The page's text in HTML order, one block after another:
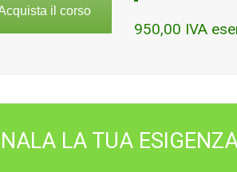
il corso
950,00 IVA
LA TUA